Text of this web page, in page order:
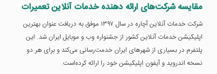
مقایسه شرکت‌های ارائه دهنده خدمات آنلاین تعمیرات
شرکت خدمات آنلاین آچاره در سال ۱۳۹۷ موفق به دریافت عنوان بهترین
اپلیکیشن خدمات آنلاین کشور از جشنواره وب و موبایل ایران شد. این
پلتفرم در بسیاری از شهرهای ایران خدمت‌رسانی می‌کند و برای هر دو
نسخه اندروید و آیفون اپلیکیشن خود را ارائه کرده‌است.